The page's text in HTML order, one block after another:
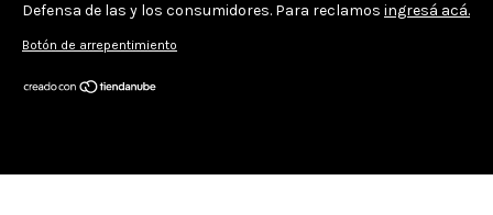
Defensa de las y los consumidores. Para reclamos ingresá acá.
Botón de arrepentimiento